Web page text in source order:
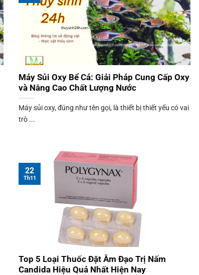
Máy Sủi Oxy Bể Cá: Giải Pháp Cung Cấp Oxy
và Nâng Cao Chất Lượng Nước
Máy sủi oxy, đúng như tên gọi, là thiết bị thiết yếu có vai
trò ...
Top 5 Loại Thuốc Đặt Âm Đạo Trị Nấm
Candida Hiệu Quả Nhất Hiện Nay
22
Th11